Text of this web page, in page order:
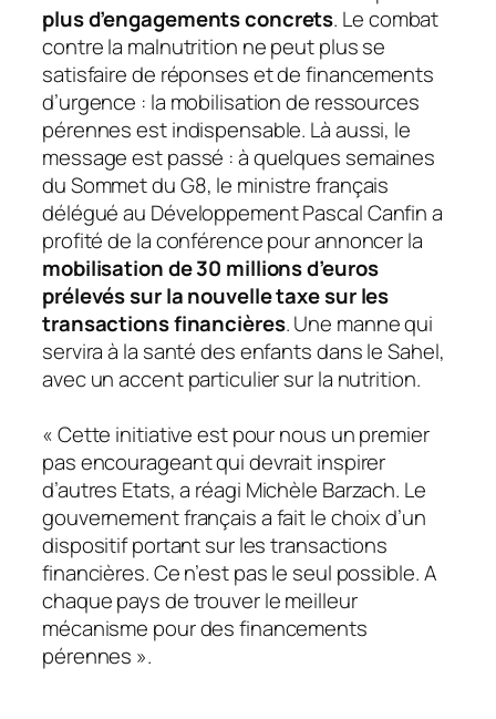
plus d’engagements concrets. Le combat
contre la malnutrition ne peut plus se
satisfaire de réponses et de financements
d’urgence : la mobilisation de ressources
pérennes est indispensable. Là aussi, le
message est passé : à quelques semaines
du Sommet du G8, le ministre français
délégué au Développement Pascal Canfin a
profité de la conférence pour annoncer la
mobilisation de 30 millions d’euros
prélevés sur la nouvelle taxe sur les
transactions financières. Une manne qui
servira à la santé des enfants dans le Sahel,
avec un accent particulier sur la nutrition.
« Cette initiative est pour nous un premier
pas encourageant qui devrait inspirer
d’autres Etats, a réagi Michèle Barzach. Le
gouvernement français a fait le choix d’un
dispositif portant sur les transactions
financières. Ce n’est pas le seul possible. A
chaque pays de trouver le meilleur
mécanisme pour des financements
pérennes ».